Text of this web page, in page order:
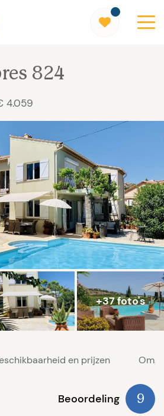
824
4.059
+37 foto's
en prijzen
Beoordeling 9